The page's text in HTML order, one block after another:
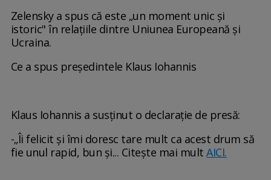
Zelensky a spus că este „un moment unic și
istoric" în relațiile dintre Uniunea Europeană și
Ucraina.
Ce a spus președintele Klaus Iohannis
Klaus Iohannis a susținut o declarație de presă:
-„Îi felicit și îmi doresc tare mult ca acest drum să
fie unul rapid, bun și... Citește mai multAICI.